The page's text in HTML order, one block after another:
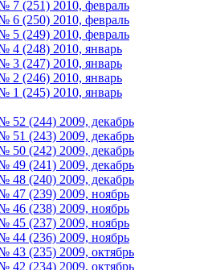
7 (251) 2010, февраль
6 (250) 2010, февраль
5 (249) 2010, февраль
4 (248) 2010, январь
3 (247) 2010, январь
2 (246) 2010, январь
1 (245) 2010, январь
52 (244) 2009, декабрь
51 (243) 2009, декабрь
50 (242) 2009, декабрь
49 (241) 2009, декабрь
48 (240) 2009, декабрь
47 (239) 2009, ноябрь
46 (238) 2009, ноябрь
45 (237) 2009, ноябрь
44 (236) 2009, ноябрь
43 (235) 2009, октябрь
42 (234) 2009, октябрь